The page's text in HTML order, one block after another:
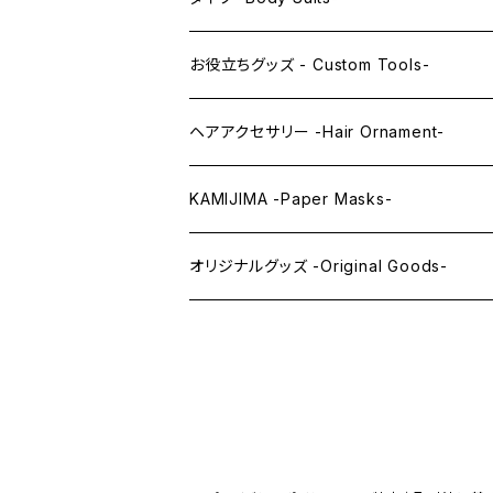
レンズアイEX
まゆ毛 -Eyebrows-
まつ毛 -Eyelash-
全身タイツ -Full Body Suits-
上半身タイツ -Upper Body Suits-
お役立ちグッズ - Custom Tools-
カスタム用品 -Custom Tools-
ウィッグメンテナンス -Wig Maintenance-
ヘアアクセサリー -Hair Ornament-
KAMIJIMA -Paper Masks-
ペーパーマスク -Paper Masks-
オリジナルグッズ -Original Goods-